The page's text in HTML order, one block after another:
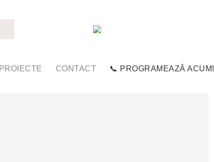
PROIECTE CONTACT 📞 PROGRAMEAZĂ ACUM!